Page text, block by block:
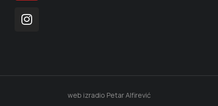
web izradio Petar Alfirević